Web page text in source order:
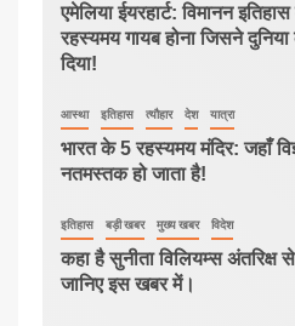
एमेलिया ईयरहार्ट: विमानन
रहस्यमय गायब होना जिसने
दिया!
आस्था इतिहास त्यौहार देश यात्रा
भारत के 5 रहस्यमय मंदिर: जहाँ
नतमस्तक हो जाता है!
इतिहास बड़ी खबर मुख्य खबर विदेश
कहा है सुनीता विलियम्स
जानिए इस खबर में।